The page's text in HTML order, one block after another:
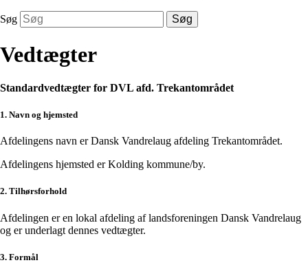
Søg Søg
Vedtægter
Standardvedtægter for DVL afd. Trekantområdet
1. Navn og hjemsted
Afdelingens navn er Dansk Vandrelaug afdeling Trekantområdet.
Afdelingens hjemsted er Kolding kommune/by.
2. Tilhørsforhold
Afdelingen er en lokal afdeling af landsforeningen Dansk Vandrelaug
og er underlagt dennes vedtægter.
3. Formål